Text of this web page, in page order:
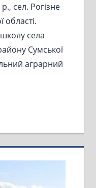
сел. Рогізне
області.
села
Сумської
аграрний